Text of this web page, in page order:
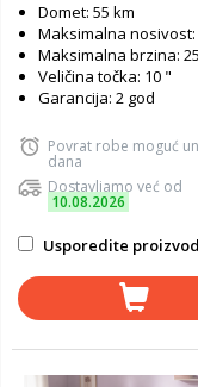
Domet: 55 km
Maksimalna nosivost:
Maksimalna brzina: 25
Veličina točka: 10 "
Garancija: 2 god
Povrat robe moguć
dana
Dostavljamo već od
10.08.2026
Usporedite proizvod